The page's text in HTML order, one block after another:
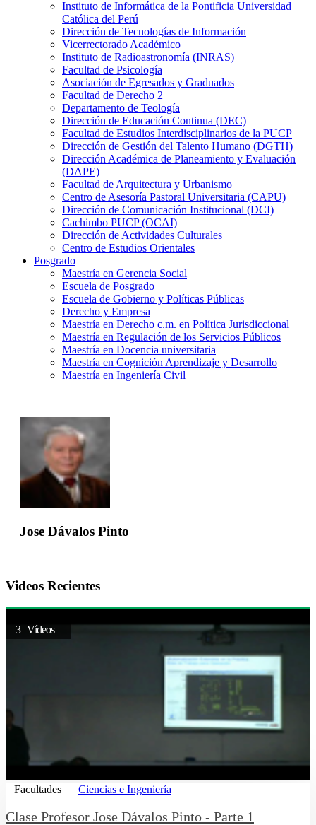
Instituto de Informática de la Pontificia Universidad
Católica del Perú
Dirección de Tecnologías de Información
Vicerrectorado Académico
Instituto de Radioastronomía (INRAS)
Facultad de Psicología
Asociación de Egresados y Graduados
Facultad de Derecho 2
Departamento de Teología
Dirección de Educación Continua (DEC)
Facultad de Estudios Interdisciplinarios de la PUCP
Dirección de Gestión del Talento Humano (DGTH)
Dirección Académica de Planeamiento y Evaluación
(DAPE)
Facultad de Arquitectura y Urbanismo
Centro de Asesoría Pastoral Universitaria (CAPU)
Dirección de Comunicación Institucional (DCI)
Cachimbo PUCP (OCAI)
Dirección de Actividades Culturales
Centro de Estudios Orientales
Posgrado
Maestría en Gerencia Social
Escuela de Posgrado
Escuela de Gobierno y Políticas Públicas
Derecho y Empresa
Maestría en Derecho c.m. en Política Jurisdiccional
Maestría en Regulación de los Servicios Públicos
Maestría en Docencia universitaria
Maestría en Cognición Aprendizaje y Desarrollo
Maestría en Ingeniería Civil
Jose Dávalos Pinto
Videos Recientes
3 Vídeos
Facultades Ciencias e Ingeniería
Clase Profesor Jose Dávalos Pinto - Parte 1